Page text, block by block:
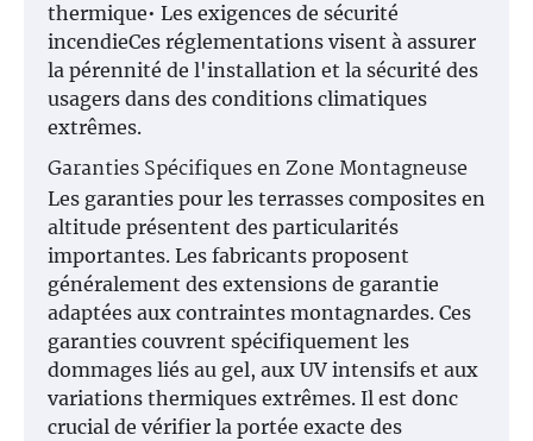
thermique• Les exigences de sécurité
incendieCes réglementations visent à assurer
la pérennité de l'installation et la sécurité des
usagers dans des conditions climatiques
extrêmes.
Garanties Spécifiques en Zone Montagneuse
Les garanties pour les terrasses composites en
altitude présentent des particularités
importantes. Les fabricants proposent
généralement des extensions de garantie
adaptées aux contraintes montagnardes. Ces
garanties couvrent spécifiquement les
dommages liés au gel, aux UV intensifs et aux
variations thermiques extrêmes. Il est donc
crucial de vérifier la portée exacte des